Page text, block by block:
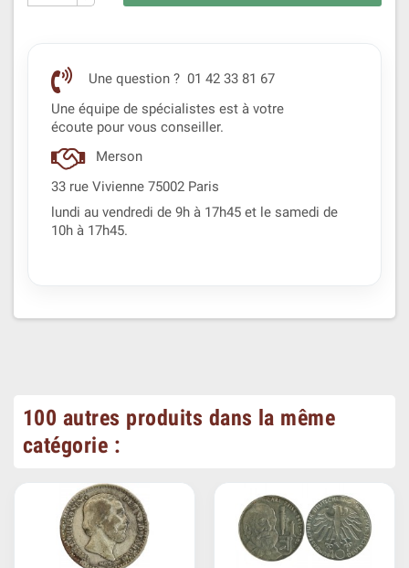
Une question ? 01 42 33 81 67
Une équipe de spécialistes est à votre
écoute pour vous conseiller.
Merson
33 rue Vivienne 75002 Paris
lundi au vendredi de 9h à 17h45 et le samedi de
10h à 17h45.
100 autres produits dans la même
catégorie :